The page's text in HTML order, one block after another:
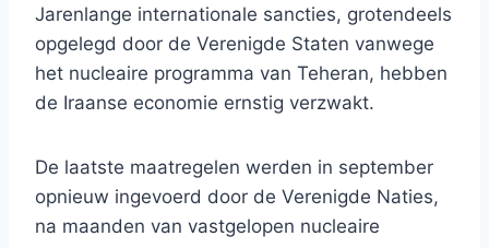
Jarenlange internationale sancties, grotendeels
opgelegd door de Verenigde Staten vanwege
het nucleaire programma van Teheran, hebben
de Iraanse economie ernstig verzwakt.
De laatste maatregelen werden in september
opnieuw ingevoerd door de Verenigde Naties,
na maanden van vastgelopen nucleaire